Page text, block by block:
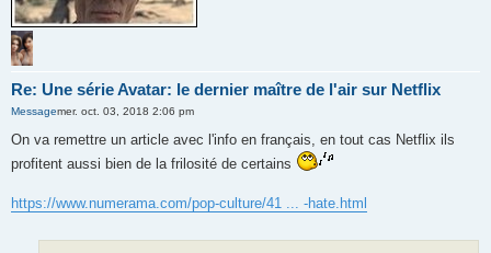
Re: Une série Avatar: le dernier maître de l'air sur Netflix
Messagemer. oct. 03, 2018 2:06 pm
On va remettre un article avec l'info en français, en tout cas Netflix ils
profitent aussi bien de la frilosité de certains
https://www.numerama.com/pop-culture/41 ... -hate.html